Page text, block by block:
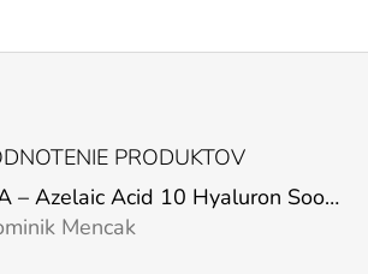
PRODUKTOV
ANUA – Azelaic Acid 10 Hyaluron Soothing Serum – 30 ml
produktu je 5 z 5 hviezdičiek.
Mencak